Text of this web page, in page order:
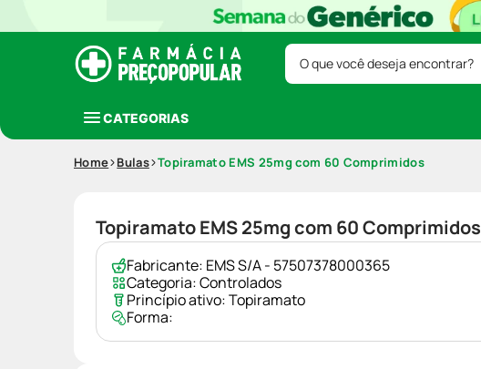
O que você deseja encontrar?
CATEGORIAS
Home Bulas Topiramato EMS 25mg com 60 Comprimidos
Topiramato EMS 25mg com 60 Comprimidos
Fabricante: EMS S/A - 57507378000365
Categoria:Controlados
Princípio ativo:Topiramato
Forma: